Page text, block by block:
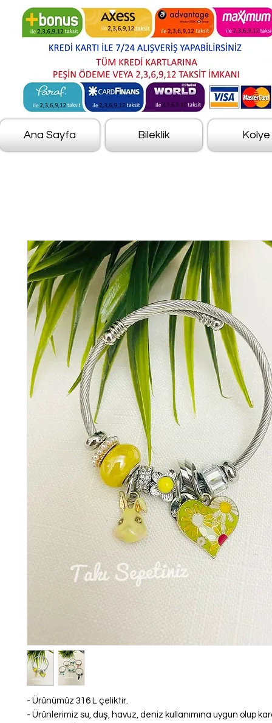
Ana Sayfa Bileklik Kolye
- Ürünümüz 316 L çeliktir.
- Ürünlerimiz su, duş, havuz, deniz kullanımına uygun olup